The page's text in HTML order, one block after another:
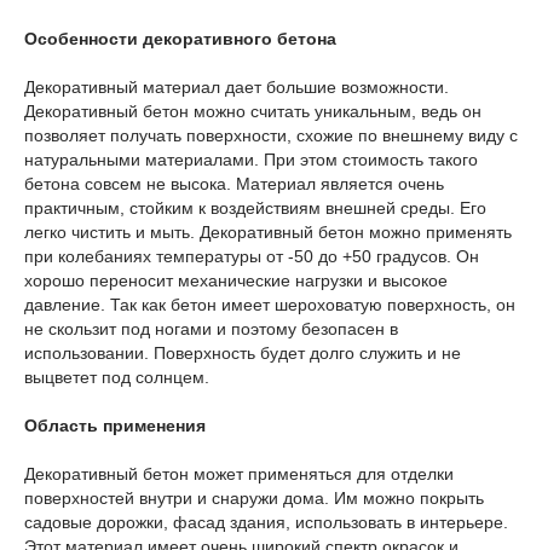
Особенности декоративного бетона
Декоративный материал дает большие возможности.
Декоративный бетон можно считать уникальным, ведь он
позволяет получать поверхности, схожие по внешнему виду с
натуральными материалами. При этом стоимость такого
бетона совсем не высока. Материал является очень
практичным, стойким к воздействиям внешней среды. Его
легко чистить и мыть. Декоративный бетон можно применять
при колебаниях температуры от -50 до +50 градусов. Он
хорошо переносит механические нагрузки и высокое
давление. Так как бетон имеет шероховатую поверхность, он
не скользит под ногами и поэтому безопасен в
использовании. Поверхность будет долго служить и не
выцветет под солнцем.
Область применения
Декоративный бетон может применяться для отделки
поверхностей внутри и снаружи дома. Им можно покрыть
садовые дорожки, фасад здания, использовать в интерьере.
Этот материал имеет очень широкий спектр окрасок и